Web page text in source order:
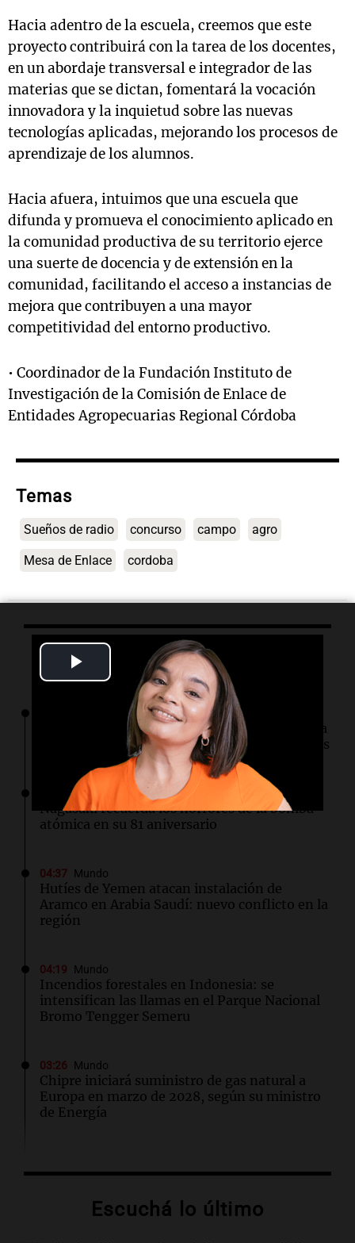
Video
Hacia adentro de la escuela, creemos que este
proyecto contribuirá con la tarea de los docentes,
en un abordaje transversal e integrador de las
materias que se dictan, fomentará la vocación
innovadora y la inquietud sobre las nuevas
tecnologías aplicadas, mejorando los procesos de
aprendizaje de los alumnos.
Hacia afuera, intuimos que una escuela que
difunda y promueva el conocimiento aplicado en
la comunidad productiva de su territorio ejerce
una suerte de docencia y de extensión en la
comunidad, facilitando el acceso a instancias de
mejora que contribuyen a una mayor
competitividad del entorno productivo.
• Coordinador de la Fundación Instituto de
Investigación de la Comisión de Enlace de
Entidades Agropecuarias Regional Córdoba
Temas
Sueños de radio concurso campo agro
Mesa de Enlace cordoba
Lo último
SpaceX optará por plantas de gas natural para
su nueva fábrica de semiconductores en Texas
Mundo
Nagasaki recuerda los horrores de la bomba
atómica en su 81 aniversario
04:37 Mundo
Hutíes de Yemen atacan instalación de
Aramco en Arabia Saudí: nuevo conflicto en la
región
04:19 Mundo
Incendios forestales en Indonesia: se
intensifican las llamas en el Parque Nacional
Bromo Tengger Semeru
03:26 Mundo
Chipre iniciará suministro de gas natural a
Europa en marzo de 2028, según su ministro
de Energía
Más de 1.300 vuelos cancelados en Shanghái
Escuchá lo último